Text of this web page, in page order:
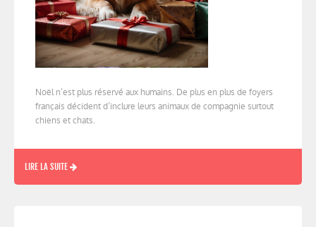
Noël n’est plus réservé aux humains. De plus en plus de foyers
français décident d’inclure leurs animaux de compagnie surtout
chiens et chats.
LIRE LA SUITE